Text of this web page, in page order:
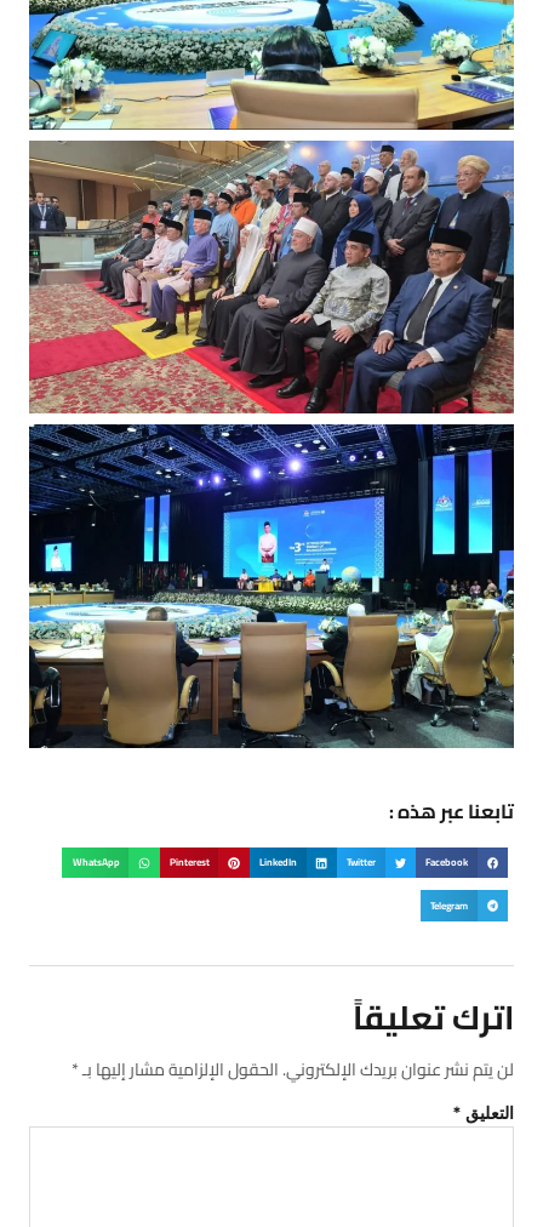
تابعنا عبر هذه :
Facebook
Twitter
LinkedIn
Pinterest
WhatsApp
Telegram
اترك تعليقاً
لن يتم نشر عنوان بريدك الإلكتروني.الحقول الإلزامية مشار إليها بـ*
التعليق *